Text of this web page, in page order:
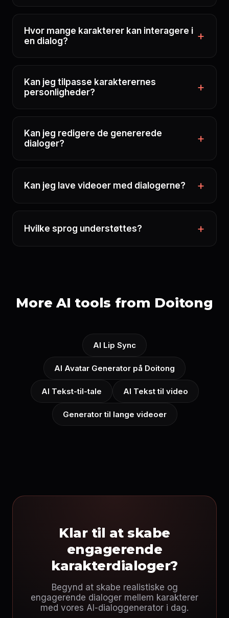
Hvor mange karakterer kan interagere i
en dialog?
Kan jeg tilpasse karakterernes
personligheder?
Kan jeg redigere de genererede
dialoger?
Kan jeg lave videoer med dialogerne?
Hvilke sprog understøttes?
More AI tools from Doitong
AI Lip Sync
AI Avatar Generator på Doitong
AI Tekst-til-tale AI Tekst til video
Generator til lange videoer
Klar til at skabe
engagerende
karakterdialoger?
Begynd at skabe realistiske og
engagerende dialoger mellem karakterer
med vores AI-dialoggenerator i dag.